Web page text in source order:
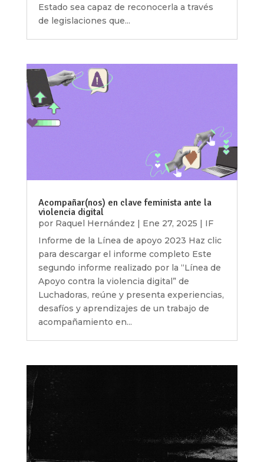
Estado sea capaz de reconocerla a través
de legislaciones que...
Acompañar(nos) en clave feminista ante la
violencia digital
por Raquel Hernández | Ene 27, 2025 | IF
Informe de la Línea de apoyo 2023 Haz clic
para descargar el informe completo Este
segundo informe realizado por la “Línea de
Apoyo contra la violencia digital” de
Luchadoras, reúne y presenta experiencias,
desafíos y aprendizajes de un trabajo de
acompañamiento en...